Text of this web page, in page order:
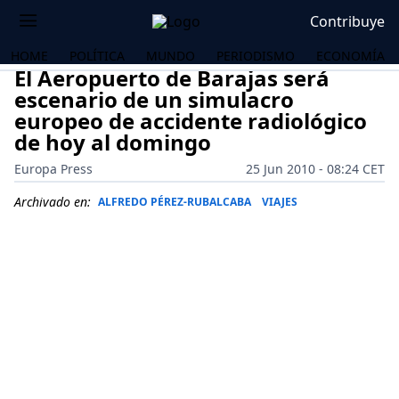
Contribuye
HOME POLÍTICA MUNDO PERIODISMO ECONOMÍA
El Aeropuerto de Barajas será
escenario de un simulacro
europeo de accidente radiológico
de hoy al domingo
Europa Press
25 Jun 2010 - 08:24 CET
Archivado en: ALFREDO PÉREZ-RUBALCABA VIAJES